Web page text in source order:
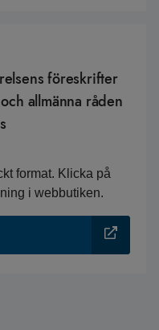
föreskrifter
allmänna råden
format. Klicka på
i webbutiken.